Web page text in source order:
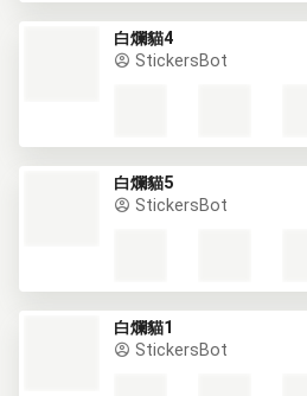
白爛貓4
StickersBot
白爛貓5
StickersBot
白爛貓1
StickersBot